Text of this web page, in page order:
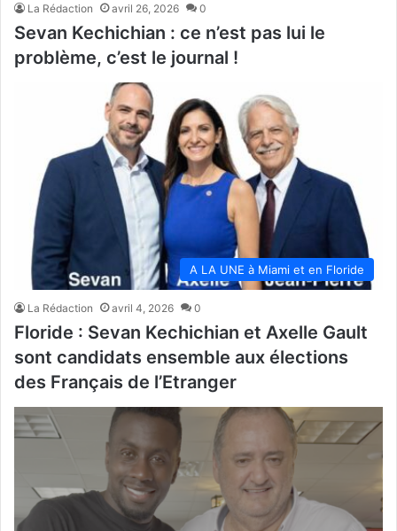
La Rédaction avril 26, 2026 0
Sevan Kechichian : ce n’est pas lui le
problème, c’est le journal !
A LA UNE à Miami et en Floride
La Rédaction avril 4, 2026 0
Floride : Sevan Kechichian et Axelle Gault
sont candidats ensemble aux élections
des Français de l’Etranger